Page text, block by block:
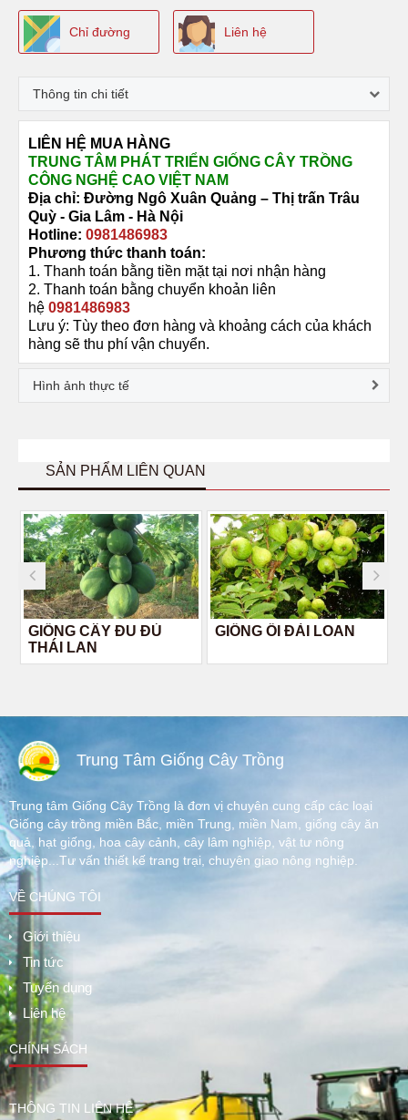
Chỉ đường Liên hệ
Thông tin chi tiết
LIÊN HỆ MUA HÀNG
TRUNG TÂM PHÁT TRIỂN GIỐNG CÂY TRỒNG
CÔNG NGHỆ CAO VIỆT NAM
Địa chỉ: Đường Ngô Xuân Quảng – Thị trấn Trâu
Quỳ - Gia Lâm - Hà Nội
Hotline: 0981486983
Phương thức thanh toán:
1. Thanh toán bằng tiền mặt tại nơi nhận hàng
2. Thanh toán bằng chuyển khoản liên
hệ 0981486983
Lưu ý: Tùy theo đơn hàng và khoảng cách của khách
hàng sẽ thu phí vận chuyển.
Hình ảnh thực tế
SẢN PHẨM LIÊN QUAN
GIỐNG CÂY ĐU ĐỦ
THÁI LAN
GIỐNG ỔI ĐÀI LOAN
Trung Tâm Giống Cây Trồng
Trung tâm Giống Cây Trồng là đơn vị chuyên cung cấp các loại
Giống cây trồng miền Bắc, miền Trung, miền Nam, giống cây ăn
quả, hạt giống, hoa cây cảnh, cây lâm nghiệp, vật tư nông
nghiệp...Tư vấn thiết kế trang trại, chuyên giao nông nghiệp.
VỀ CHÚNG TÔI
Giới thiệu
Tin tức
Tuyển dụng
Liên hệ
CHÍNH SÁCH
THÔNG TIN LIÊN HỆ